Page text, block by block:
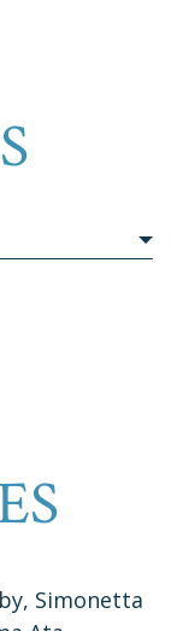
Simonetta